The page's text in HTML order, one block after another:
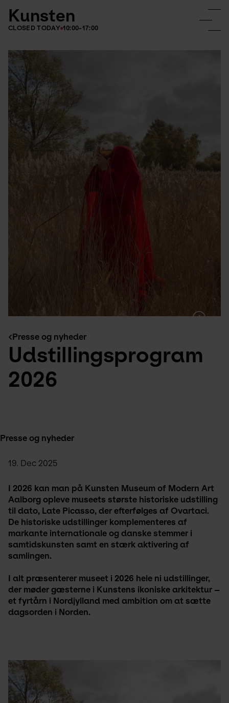
Kunsten
CLOSED TODAY 10:00-17:00
Presse og nyheder
Udstillingsprogram
2026
Presse og nyheder
19. Dec 2025
I 2026 kan man på Kunsten Museum of Modern Art
Aalborg opleve museets største historiske udstilling
til dato, Late Picasso, der efterfølges af Ovartaci.
De historiske udstillinger komplementeres af
markante internationale og danske stemmer i
samtidskunsten samt en stærk aktivering af
samlingen.
I alt præsenterer museet i 2026 hele ni udstillinger,
der møder gæsterne i Kunstens ikoniske arkitektur –
et fyrtårn i Nordjylland med ambition om at sætte
dagsorden i Norden.